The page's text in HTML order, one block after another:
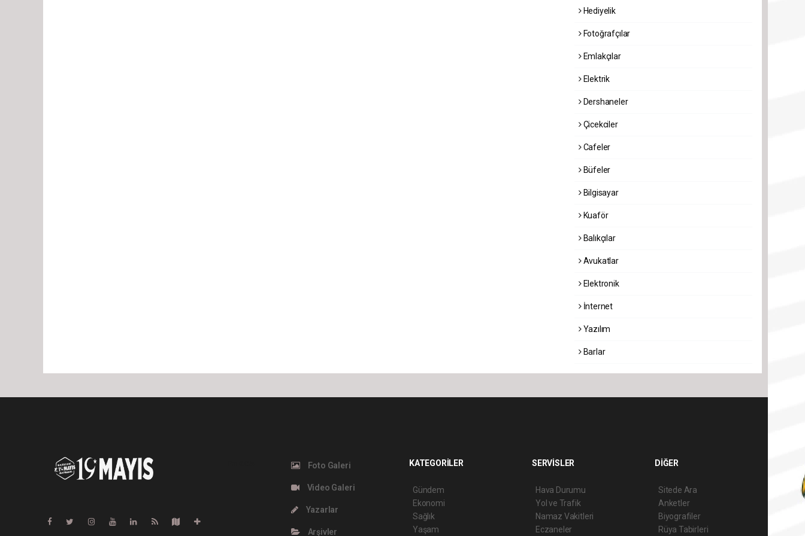
Hediyelik
Fotoğrafçılar
Emlakçılar
Elektrik
Dershaneler
Çicekciler
Cafeler
Büfeler
Bilgisayar
Kuaför
Balıkçılar
Avukatlar
Elektronik
İnternet
Yazılım
Barlar
Foto Galeri
Video Galeri
Yazarlar
Arşivler
KATEGORİLER
Gündem
Ekonomi
Sağlık
Yaşam
SERVİSLER
Hava Durumu
Yol ve Trafik
Namaz Vakitleri
Eczaneler
DİĞER
Sitede Ara
Anketler
Biyografiler
Rüya Tabirleri